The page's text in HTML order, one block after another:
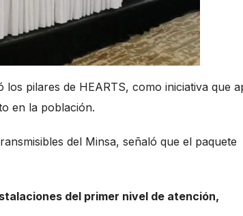
pilares de HEARTS, como iniciativa que
en la población.
del Minsa, señaló que el paquete
del primer nivel de atención,